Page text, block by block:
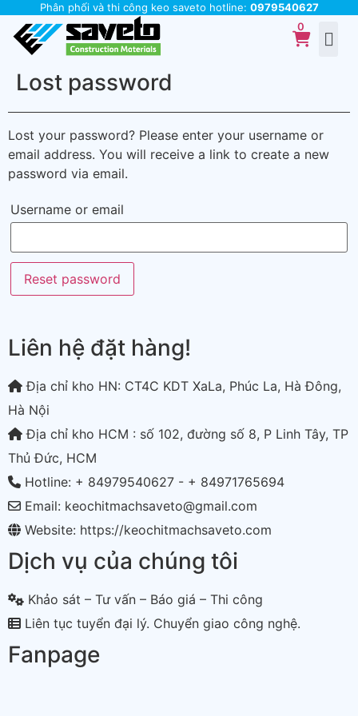
Phân phối và thi công keo saveto hotline: 0979540627
Lost password
Lost your password? Please enter your username or
email address. You will receive a link to create a new
password via email.
Username or email
Reset password
Liên hệ đặt hàng!
Địa chỉ kho HN: CT4C KDT XaLa, Phúc La, Hà Đông,
Hà Nội
Địa chỉ kho HCM : số 102, đường số 8, P Linh Tây, TP
Thủ Đức, HCM
Hotline: + 84979540627 - + 84971765694
Email: keochitmachsaveto@gmail.com
Website: https://keochitmachsaveto.com
Dịch vụ của chúng tôi
Khảo sát – Tư vấn – Báo giá – Thi công
Liên tục tuyển đại lý. Chuyển giao công nghệ.
Fanpage